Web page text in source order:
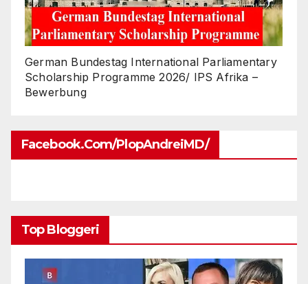
German Bundestag International Parliamentary
Scholarship Programme 2026/ IPS Afrika –
Bewerbung
Facebook.com/PlopAndreiMD/
Top Bloggeri